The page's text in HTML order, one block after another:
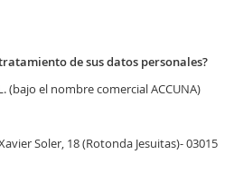
de sus datos personales?
(bajo el nombre comercial ACCUNA)
Soler, 18 (Rotonda Jesuitas)- 03015